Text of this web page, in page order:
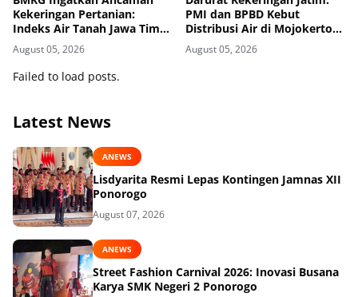
Kekeringan Pertanian:
Indeks Air Tanah Jawa Timur
Agustus 2026 Masuk
Kategori Kurang
August 05, 2026
PMI dan BPBD Kebut
Distribusi Air di Mojokerto-
Pasuruan
August 05, 2026
Failed to load posts.
Latest News
ANEWS
Lisdyarita Resmi Lepas Kontingen Jamnas XII
Ponorogo
August 07, 2026
ANEWS
Street Fashion Carnival 2026: Inovasi Busana
Karya SMK Negeri 2 Ponorogo